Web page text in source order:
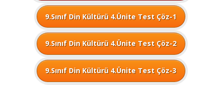
9.Sınıf Din Kültürü 4.Ünite Test Çöz-1
9.Sınıf Din Kültürü 4.Ünite Test Çöz-2
9.Sınıf Din Kültürü 4.Ünite Test Çöz-3